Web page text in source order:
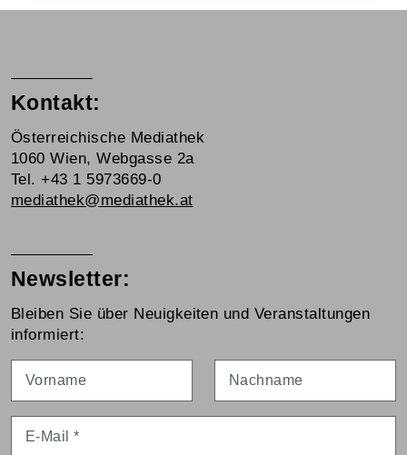
Kontakt:
Österreichische Mediathek
1060 Wien, Webgasse 2a
Tel. +43 1 5973669-0
mediathek@mediathek.at
Newsletter:
Bleiben Sie über Neuigkeiten und Veranstaltungen
informiert: